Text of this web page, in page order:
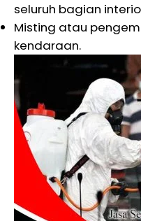
seluruh bagian
Misting atau
kendaraan.